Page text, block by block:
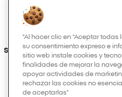
Mujer
Hombre
Otros
Síguenos en:
"Al hacer clic en “Aceptar todas
su consentimiento expreso e
sitio web instale cookies y
finalidades de mejorar la
apoyar actividades de
rechazar las cookies no
de aceptarlas"